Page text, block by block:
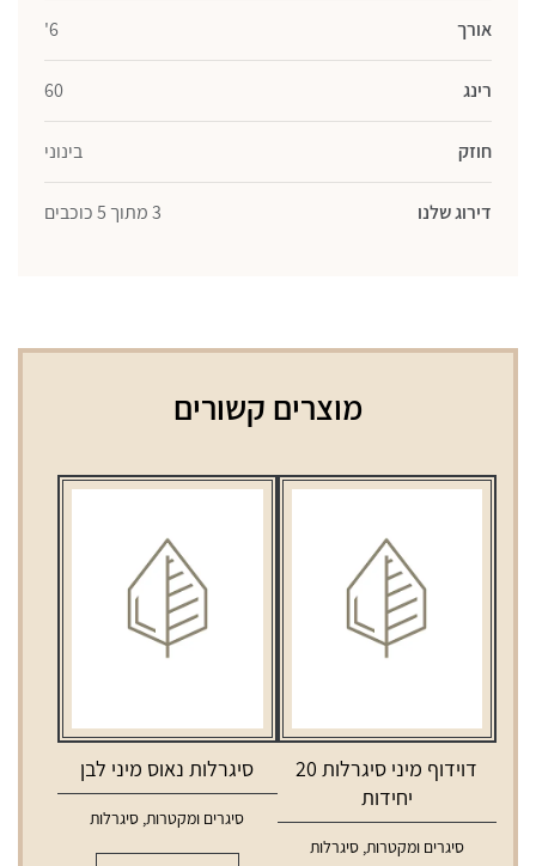
אורך 6'
רינג 60
חוזק בינוני
דירוג שלנו 3 מתוך 5 כוכבים
מוצרים קשורים
דוידוף מיני סיגרלות 20
יחידות
סיגרים ומקטרות,סיגרלות
סיגרלות נאוס מיני לבן
סיגרים ומקטרות, סיגרלות